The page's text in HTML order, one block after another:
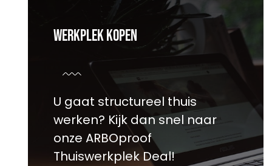
Werkplek kopen
U gaat structureel thuis
werken? Kijk dan snel naar
onze ARBOproof
Thuiswerkplek Deal!